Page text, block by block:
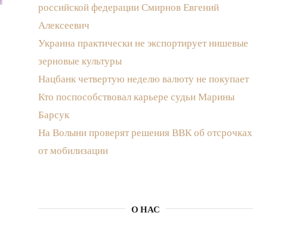
российской федерации Смирнов Евгений
Алексеевич
Украина практически не экспортирует нишевые
зерновые культуры
Нацбанк четвертую неделю валюту не покупает
Кто поспособствовал карьере судьи Марины
Барсук
На Волыни проверят решения ВВК об отсрочках
от мобилизации
О НАС